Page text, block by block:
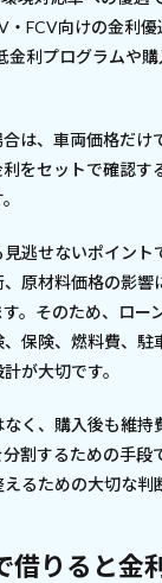
・FCV向けの金利
金利プログラムや
は、車両価格だけ
をセットで確認す
逃せないポイント
原材料価格の影響
。そのため、ロー
保険、燃料費、駐
が大切です。
く、購入後も維持
割するための手段
るための大切な判
借りると金